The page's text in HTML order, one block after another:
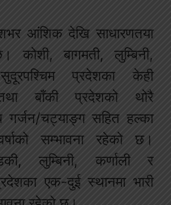
आंशिक देखि साधारणतया
कोशी, बागमती, लुम्बिनी,
प्रदेशका केही
बाँकी प्रदेशको थोरै
गर्जन/चट्याङ्ग सहित हल्का
सम्भावना रहेको छ।
लुम्बिनी, कर्णाली र
एक-दुई स्थानमा भारी